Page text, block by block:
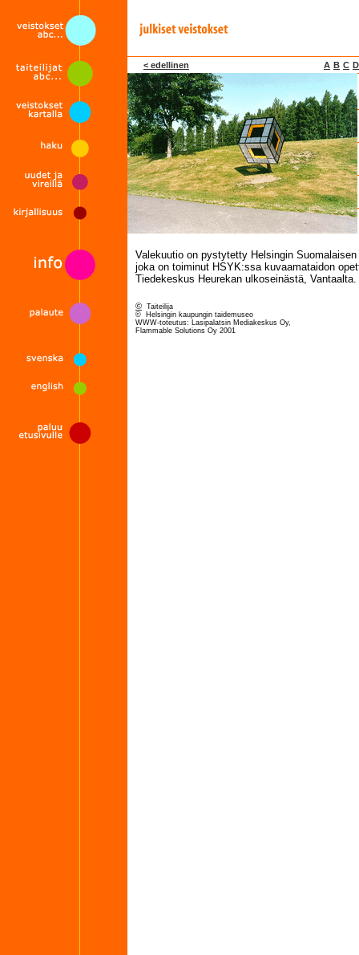
< edellinen A B C D
Valekuutio on pystytetty Helsingin
joka on toiminut HSYK:ssa kuvaamataidon
Tiedekeskus Heurekan ulkoseinästä, Vantaalta.
© Taiteilija
© Helsingin kaupungin taidemuseo
WWW-toteutus: Lasipalatsin Mediakeskus Oy,
Flammable Solutions Oy 2001